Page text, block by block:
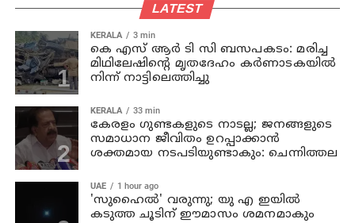
LATEST
KERALA 3 min
കെ എസ് ആര്‍ ടി സി ബസപകടം: മരിച്ച
മിഥിലേഷിന്റെ മൃതദേഹം കര്‍ണാടകയില്‍
നിന്ന് നാട്ടിലെത്തിച്ചു
KERALA 33 min
കേരളം ഗുണ്ടകളുടെ നാടല്ല; ജനങ്ങളുടെ
സമാധാന ജീവിതം ഉറപ്പാക്കാന്‍
ശക്തമായ നടപടിയുണ്ടാകും: ചെന്നിത്തല
UAE 1 hour ago
'സുഹൈല്‍' വരുന്നു; യു എ ഇയില്‍
കടുത്ത ചൂടിന് ഈമാസം ശമനമാകും